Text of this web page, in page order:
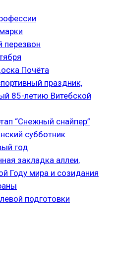
перезвон
Почёта
праздник,
85-летию Витебской
“Снежный снайпер”
субботник
год
закладка аллеи,
Году мира и созидания
подготовки